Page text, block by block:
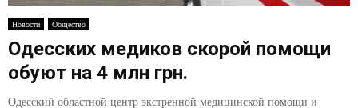
E
N
U
Новости Общество
Одесских медиков скорой помощи
обуют на 4 млн грн.
Одесский областной центр экстренной медицинской помощи и